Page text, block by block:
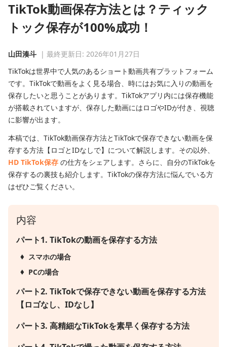
TikTok動画保存方法とは？ティック
トック保存が100%成功！
山田湊斗 | 最終更新日: 2026年01月27日
TikTokは世界中で人気のあるショート動画共有プラットフォーム
です。TikTokで動画をよく見る場合、時にはお気に入りの動画を
保存したいと思うことがあります。TikTokアプリ内には保存機能
が搭載されていますが、保存した動画にはロゴやIDが付き、視聴
に影響が出ます。
本稿では、TikTok動画保存方法とTikTokで保存できない動画を保
存する方法【ロゴとIDなしで】について解説します。その以外、
HD TikTok保存 の仕方をシェアします。さらに、自分のTikTokを
保存するの裏技も紹介します。TikTokの保存方法に悩んでいる方
はぜひご覧ください。
内容
パート1. TikTokの動画を保存する方法
スマホの場合
PCの場合
パート2. TikTokで保存できない動画を保存する方法
【ロゴなし、IDなし】
パート3. 高精細なTikTokを素早く保存する方法